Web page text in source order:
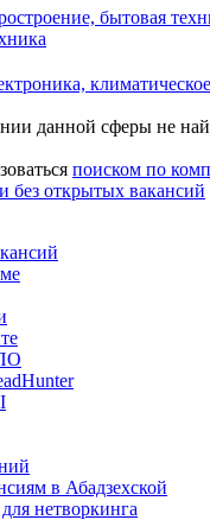
бытовая
данной сферы не
поиском по
без открытых вакансий
в Абадзехской
нетворкинга